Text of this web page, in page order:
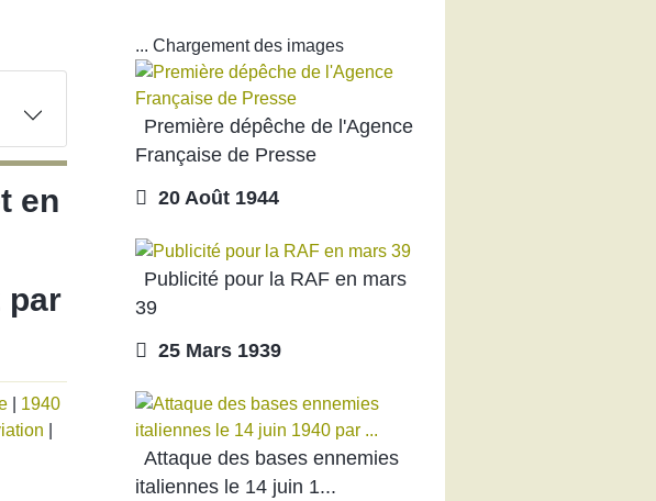
en
par
1940
... Chargement des images
Première dépêche de l'Agence
Française de Presse
20 Août 1944
Publicité pour la RAF en mars
39
25 Mars 1939
Attaque des bases ennemies
italiennes le 14 juin 1...